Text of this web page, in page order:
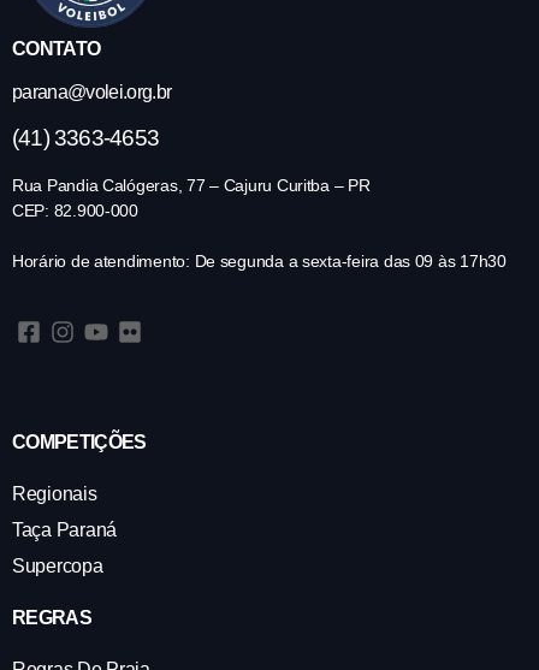
CONTATO
parana@volei.org.br
(41) 3363-4653
Rua Pandia Calógeras, 77 – Cajuru Curitba – PR
CEP: 82.900-000
Horário de atendimento: De segunda a sexta-feira das 09 às 17h30
COMPETIÇÕES
Regionais
Taça Paraná
Supercopa
REGRAS